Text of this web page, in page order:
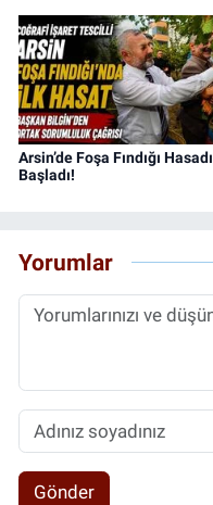
Arsin’de Foşa Fındığı Hasadı
Başladı!
Yorumlar
Gönder